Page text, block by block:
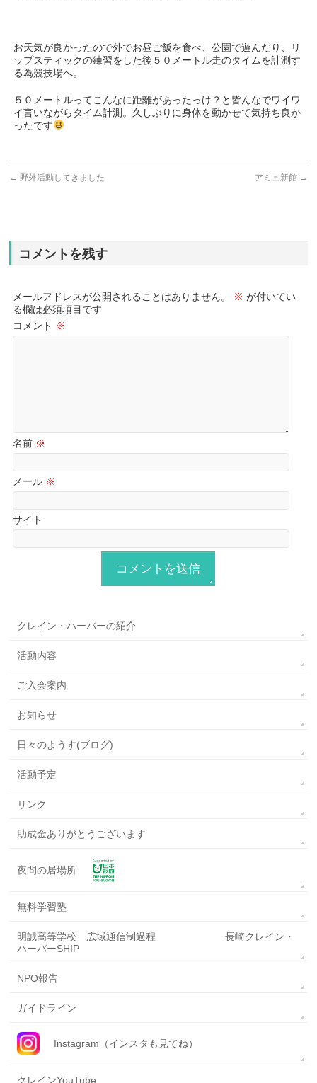
お天気が良かったので外でお昼ご飯を食べ、公園で遊んだり、リ
ップスティックの練習をした後５０メートル走のタイムを計測す
る為競技場へ。
５０メートルってこんなに距離があったっけ？と皆んなでワイワ
イ言いながらタイム計測。久しぶりに身体を動かせて気持ち良か
ったです
← 野外活動してきました アミュ新館 →
コメントを残す
メールアドレスが公開されることはありません。 ※ が付いてい
る欄は必須項目です
コメント ※
名前 ※
メール ※
サイト
クレイン・ハーバーの紹介
活動内容
ご入会案内
お知らせ
日々のようす(ブログ)
活動予定
リンク
助成金ありがとうございます
夜間の居場所
無料学習塾
明誠高等学校 広域通信制過程 長崎クレイン・
ハーバーSHIP
NPO報告
ガイドライン
Instagram（インスタも見てね）
クレインYouTube